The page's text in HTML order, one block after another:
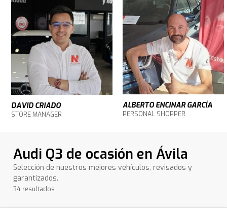
DAVID CRIADO
STORE MANAGER
ALBERTO ENCINAR GARCÍA
PERSONAL SHOPPER
Audi Q3 de ocasión en Ávila
Selección de nuestros mejores vehículos, revisados y
garantizados.
34 resultados